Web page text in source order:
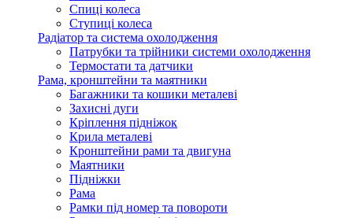
Спиці колеса
Ступиці колеса
Радіатор та система охолодження
Патрубки та трійники системи охолодження
Термостати та датчики
Рама, кронштейни та маятники
Багажники та кошики металеві
Захисні дуги
Кріплення підніжок
Крила металеві
Кронштейни рами та двигуна
Маятники
Підніжки
Рама
Рамки під номер та повороти